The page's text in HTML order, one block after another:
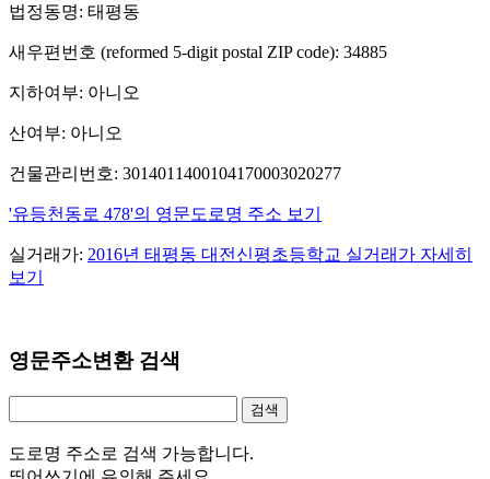
법정동명: 태평동
새우편번호 (reformed 5-digit postal ZIP code): 34885
지하여부: 아니오
산여부: 아니오
건물관리번호: 3014011400104170003020277
'유등천동로 478'의 영문도로명 주소 보기
실거래가: 2016년 태평동 대전신평초등학교 실거래가 자세히
보기
영문주소변환 검색
도로명 주소로 검색 가능합니다.